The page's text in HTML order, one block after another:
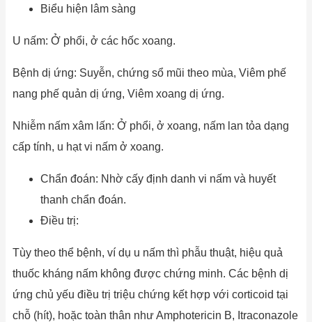
Biểu hiện lâm sàng
U nấm: Ở phổi, ở các hốc xoang.
Bệnh dị ứng: Suyễn, chứng sổ mũi theo mùa, Viêm phế
nang phế quản dị ứng, Viêm xoang dị ứng.
Nhiễm nấm xâm lấn: Ở phổi, ở xoang, nấm lan tỏa dạng
cấp tính, u hạt vi nấm ở xoang.
Chẩn đoán: Nhờ cấy định danh vi nấm và huyết
thanh chẩn đoán.
Điều trị:
Tùy theo thể bệnh, ví dụ u nấm thì phẫu thuật, hiệu quả
thuốc kháng nấm không được chứng minh. Các bệnh dị
ứng chủ yếu điều trị triệu chứng kết hợp với corticoid tại
chỗ (hít), hoặc toàn thân như Amphotericin B, Itraconazole